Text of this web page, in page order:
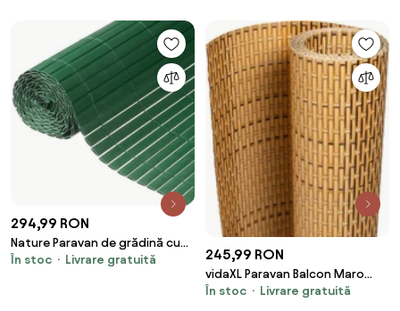
294,99 RON
Nature Paravan de grădină cu
două fețe, verde, 1,5 x 3 m, PVC
În stoc Livrare gratuită 245,99 RON
vidaXL Paravan Balcon Maro
Deschis 300x100 cm Poly
În stoc Livrare gratuită